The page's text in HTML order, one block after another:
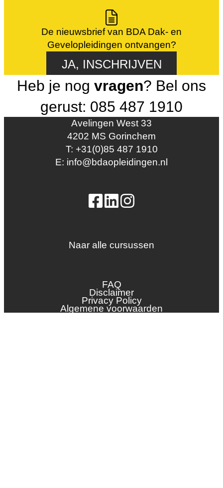
De nieuwsbrief van BDA Dak- en
Gevelopleidingen ontvangen?
JA, INSCHRIJVEN
Heb je nog vragen? Bel ons
gerust: 085 487 1910
Avelingen West 33
4202 MS Gorinchem
T: +31(0)85 487 1910
E: info@bdaopleidingen.nl
Naar alle cursussen
Zonne-energie
Duurzaamheid
FAQ
Disclaimer
Privacy Policy
Algemene voorwaarden